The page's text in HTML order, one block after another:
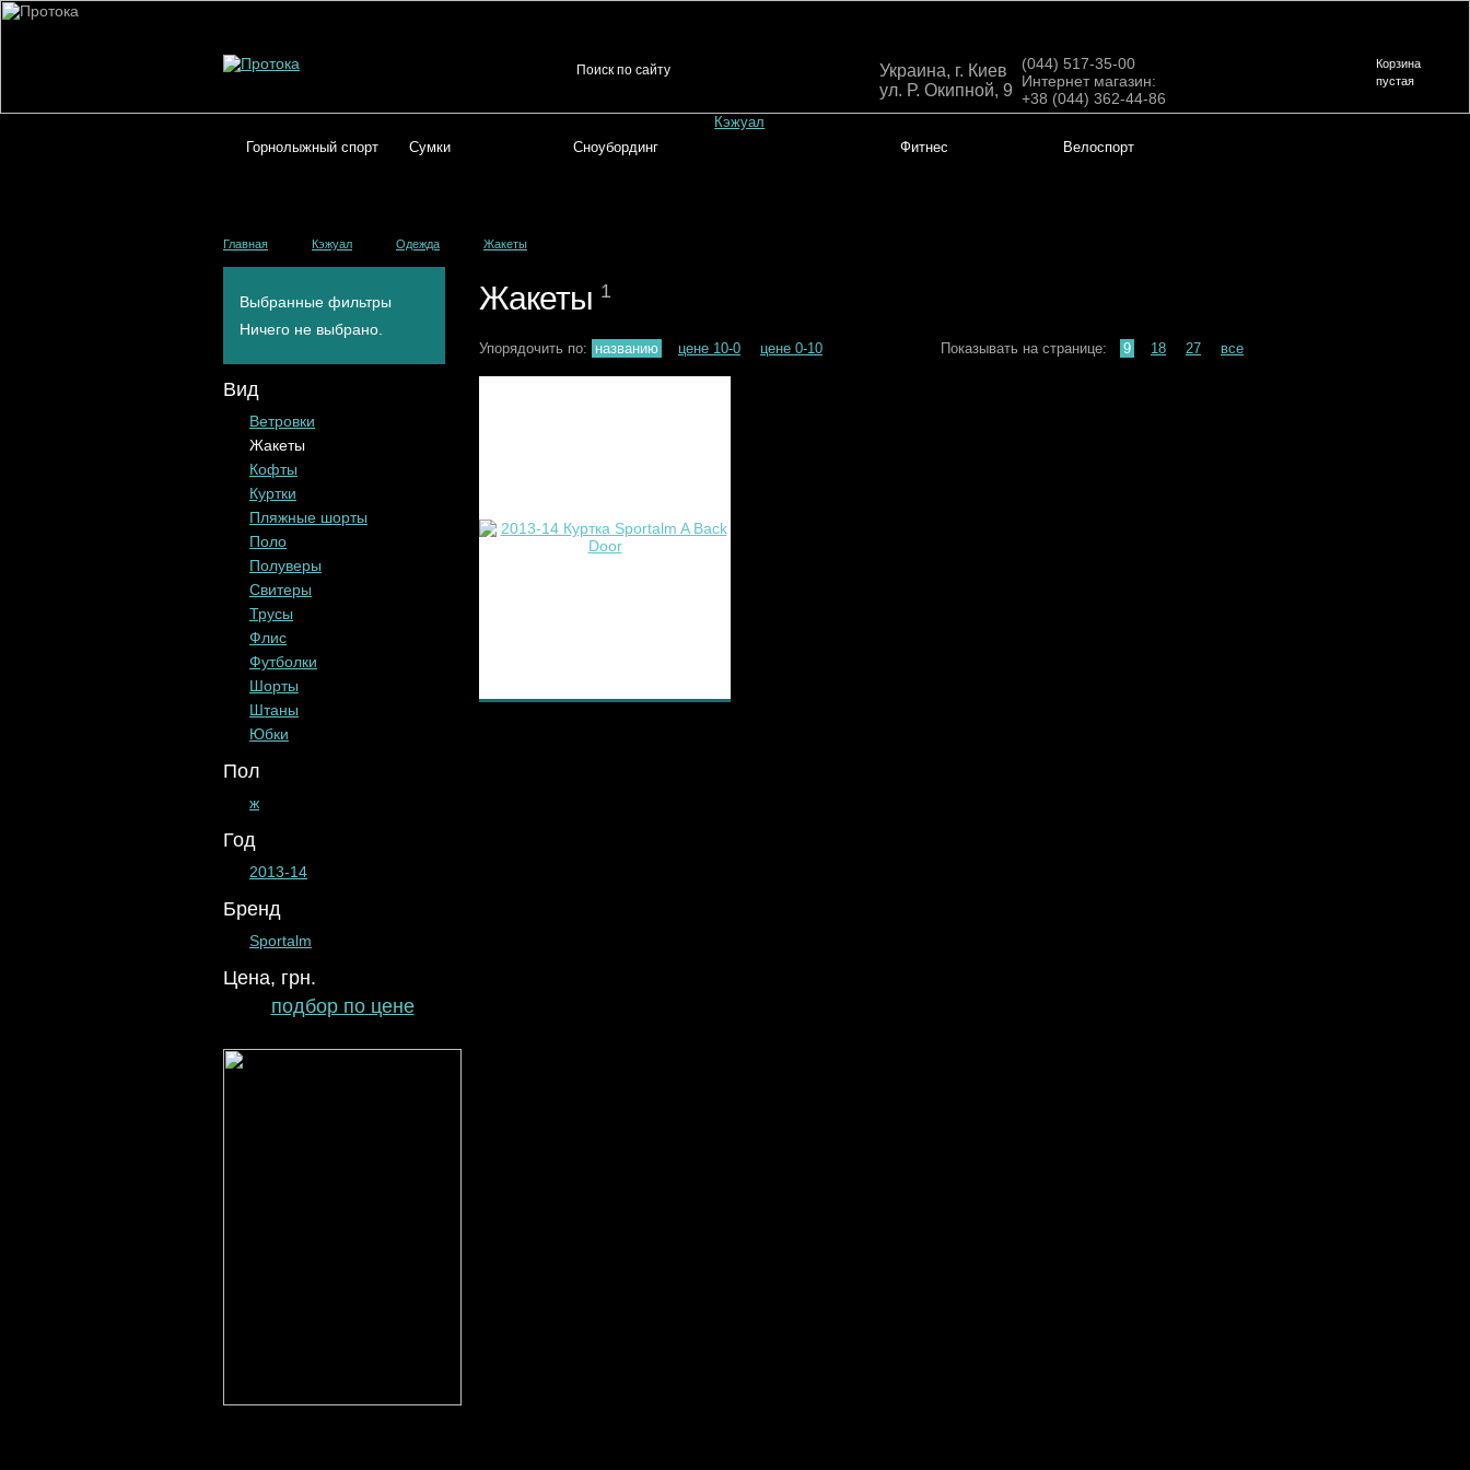
Горнолыжный спорт Сумки Сноубординг
Кэжуал
Фитнес
Велоспорт
Главная Кэжуал Одежда Жакеты
Выбранные фильтры
Ничего не выбрано.
Вид
Ветровки
Жакеты
Кофты
Куртки
Пляжные шорты
Поло
Полуверы
Свитеры
Трусы
Флис
Футболки
Шорты
Штаны
Юбки
Пол
ж
Год
2013-14
Бренд
Sportalm
Цена, грн.
подбор по цене
Жакеты 1
Упорядочить по: названию цене 10-0 цене 0-10 Показывать на странице: 9 18 27 все
Украина, г. Киев
ул. Р. Окипной, 9
(044) 517-35-00
Интернет магазин:
+38 (044) 362-44-86
Корзина
пустая